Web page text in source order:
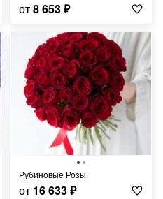
от8 653₽
Рубиновые Розы
от 16 633₽